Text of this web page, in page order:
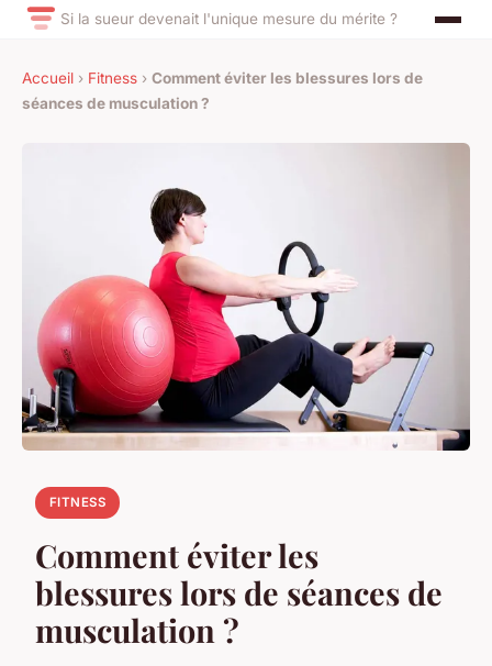
Si la sueur devenait l'unique mesure du mérite ?
Accueil › Fitness › Comment éviter les blessures lors de
séances de musculation ?
FITNESS
Comment éviter les
blessures lors de séances de
musculation ?